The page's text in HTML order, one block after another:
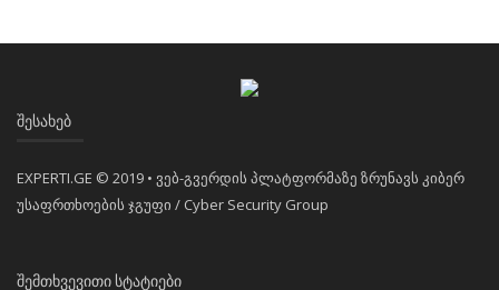
ᲨᲔᲡᲐᲮᲔᲑ
EXPERTI.GE © 2019 • ვებ-გვერდის პლატფორმაზე ზრუნავს კიბერ
უსაფრთხოების ჯგუფი / Cyber Security Group
ᲨᲔᲛᲗᲮᲕᲔᲕᲘᲗᲘ ᲡᲢᲐᲢᲘᲔᲑᲘ